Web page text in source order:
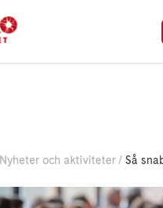
Nyheter och aktiviteter